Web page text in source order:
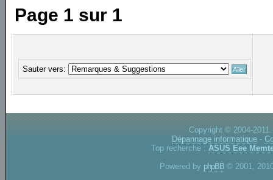
Page 1 sur 1
Sauter vers:
Copyright © 2004-
Dépannage informatique -
Top recherche : ASUS Eee
Powered by phpBB © 2001,